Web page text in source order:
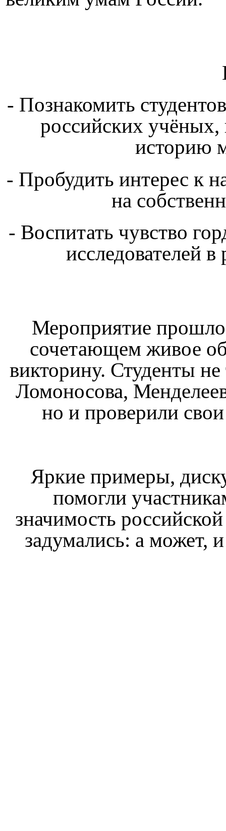
- Познакомить
российских
историю
- Пробудить интерес к
на
- Воспитать чувство
исследователей в
Мероприятие
сочетающем живое
викторину. Студенты
Ломоносова,
но и проверили
Яркие примеры,
помогли
значимость
задумались: а может,